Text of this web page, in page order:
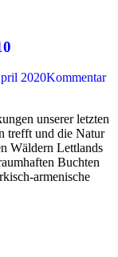
2020Kommentar
unserer letzten
trefft und die Natur
Wäldern Lettlands
Buchten
armenische